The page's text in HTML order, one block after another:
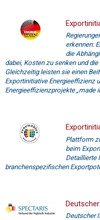
erkennen:
die
dabei, Kosten zu senken und
Gleichzeitig leisten sie einen
Exportinitiative Energieeffizienz
Energieeffizienzprojekte „made
Plattform
beim
Detaillierte
branchenspezifischen
Deutscher